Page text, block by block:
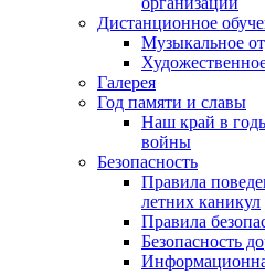
Дистанционное
Музыкальное
Галерея
Год памяти и славы
Наш край в
войны
Безопасность
Правила
летних каникул
Правила
Безопасность